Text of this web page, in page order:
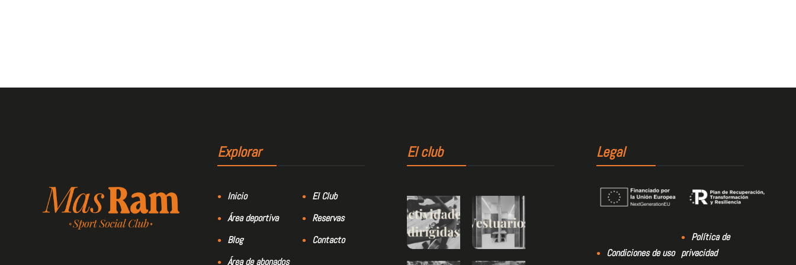
Explorar
Inicio
El Club
Área deportiva
Reservas
Blog
Contacto
Área de abonados
El club Legal
Condiciones de uso
Política de
privacidad